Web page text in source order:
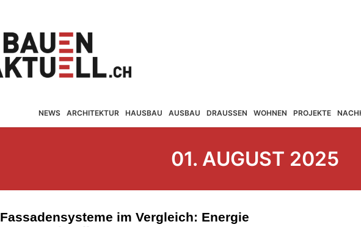
NEWS ARCHITEKTUR HAUSBAU AUSBAU DRAUSSEN WOHNEN PROJEKTE
01. AUGUST 2025
Fassadensysteme im Vergleich: Energie